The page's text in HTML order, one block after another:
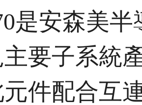
是安森美
要子系統
件配合互